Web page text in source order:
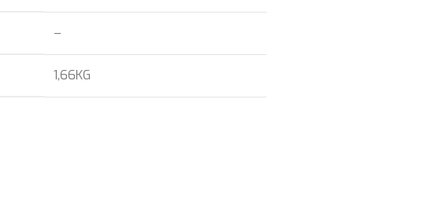
–
1,66KG